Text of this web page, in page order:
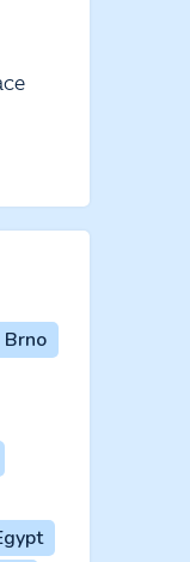
Brno